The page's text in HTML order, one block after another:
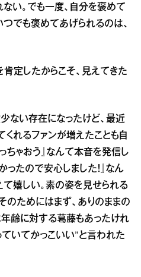
い。でも一度、自分を褒めて
でも褒めてあげられるのは、
定したからこそ、見えてきた
少ない存在になったけど、最近
れるファンが増えたことも自
ちゃおう』なんて本音を発信し
ったので安心しました！』なん
て嬉しい。素の姿を見せられる
のためにはまず、ありのままの
年齢に対する葛藤もあったけれ
ていてかっこいい”と言われた